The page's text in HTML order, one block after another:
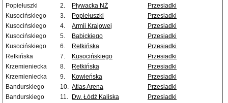
Popiełuszki
2. Pływacka NŻ
Przesiadki
Kusocińskiego
3. Popiełuszki
Przesiadki
Kusocińskiego
4. Armii Krajowej
Przesiadki
Kusocińskiego
5. Babickiego
Przesiadki
Kusocińskiego
6. Retkińska
Przesiadki
Retkińska
7. Kusocińskiego
Przesiadki
Krzemieniecka
8. Retkińska
Przesiadki
Krzemieniecka
9. Kowieńska
Przesiadki
Bandurskiego
10. Atlas Arena
Przesiadki
Bandurskiego
11. Dw. Łódź Kaliska
Przesiadki